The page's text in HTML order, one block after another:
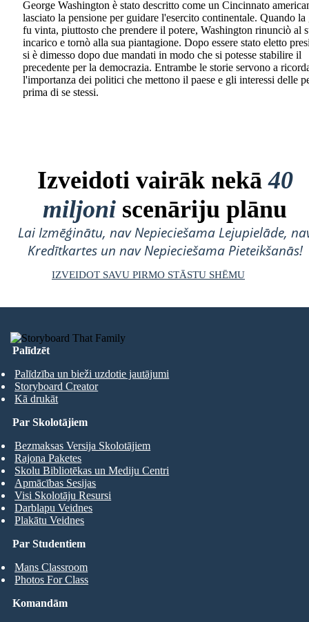
George Washington è stato descritto come un Cincinnato
lasciato la pensione per guidare l'esercito continentale. Quando la
fu vinta, piuttosto che prendere il potere, Washington rinunciò al
incarico e tornò alla sua piantagione. Dopo essere stato eletto
si è dimesso dopo due mandati in modo che si potesse stabilire il
precedente per la democrazia. Entrambe le storie servono a
l'importanza dei politici che mettono il paese e gli interessi delle
prima di se stessi.
Izveidoti vairāk nekā40
miljoni scenāriju plānu
Lai Izmēģinātu, nav Nepieciešama Lejupielāde,
Kredītkartes un nav Nepieciešama Pieteikšanās!
IZVEIDOT SAVU PIRMO STĀSTU SHĒMU
Palīdzēt
Palīdzība un bieži uzdotie jautājumi
Storyboard Creator
Kā drukāt
Par Studentiem
Mans Classroom
Photos For Class
Par Skolotājiem
Bezmaksas Versija Skolotājiem
Rajona Paketes
Skolu Bibliotēkas un Mediju Centri
Apmācības Sesijas
Visi Skolotāju Resursi
Darblapu Veidnes
Plakātu Veidnes
Komandām